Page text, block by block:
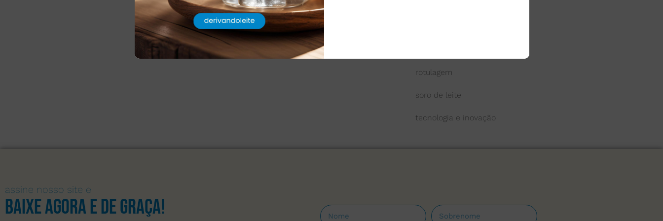
rotulagem
soro de leite
tecnologia e inovação
assine nosso site e
Baixe agora e de graça!